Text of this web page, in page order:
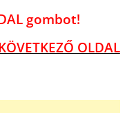
gombot!
OLDAL